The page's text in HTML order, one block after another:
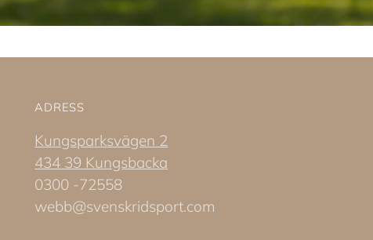
ADRESS
Kungsparksvägen 2
434 39 Kungsbacka
0300 -72558
webb@svenskridsport.com